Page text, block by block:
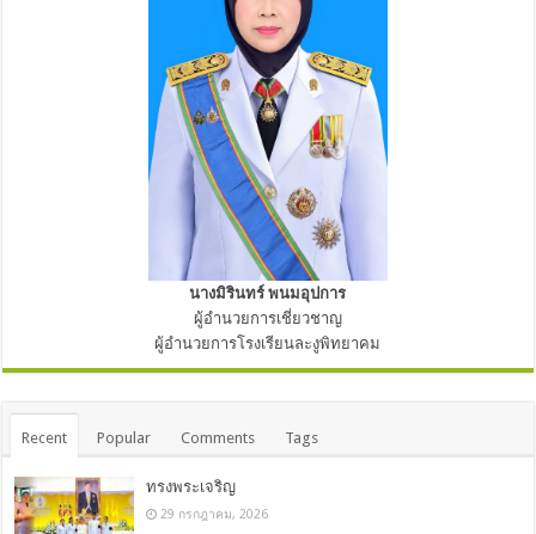
นางมิรินทร์ พนมอุปการ
ผู้อำนวยการเชี่ยวชาญ
ผู้อำนวยการโรงเรียนละงูพิทยาคม
Recent Popular Comments Tags
ทรงพระเจริญ
29 กรกฎาคม, 2026